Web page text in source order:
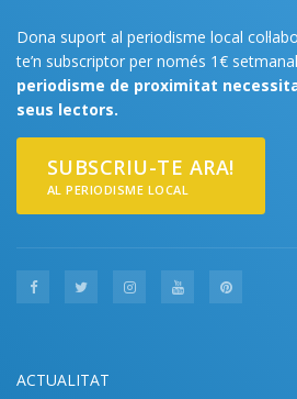
Dona suport al periodisme local
te’n subscriptor per només 1€
periodisme de proximitat
seus lectors.
SUBSCRIU-TE ARA!
AL PERIODISME LOCAL
ACTUALITAT